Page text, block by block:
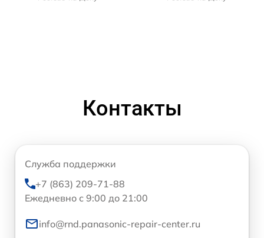
Контакты
Служба поддержки
+7 (863) 209-71-88
Ежедневно с 9:00 до 21:00
info@rnd.panasonic-repair-center.ru